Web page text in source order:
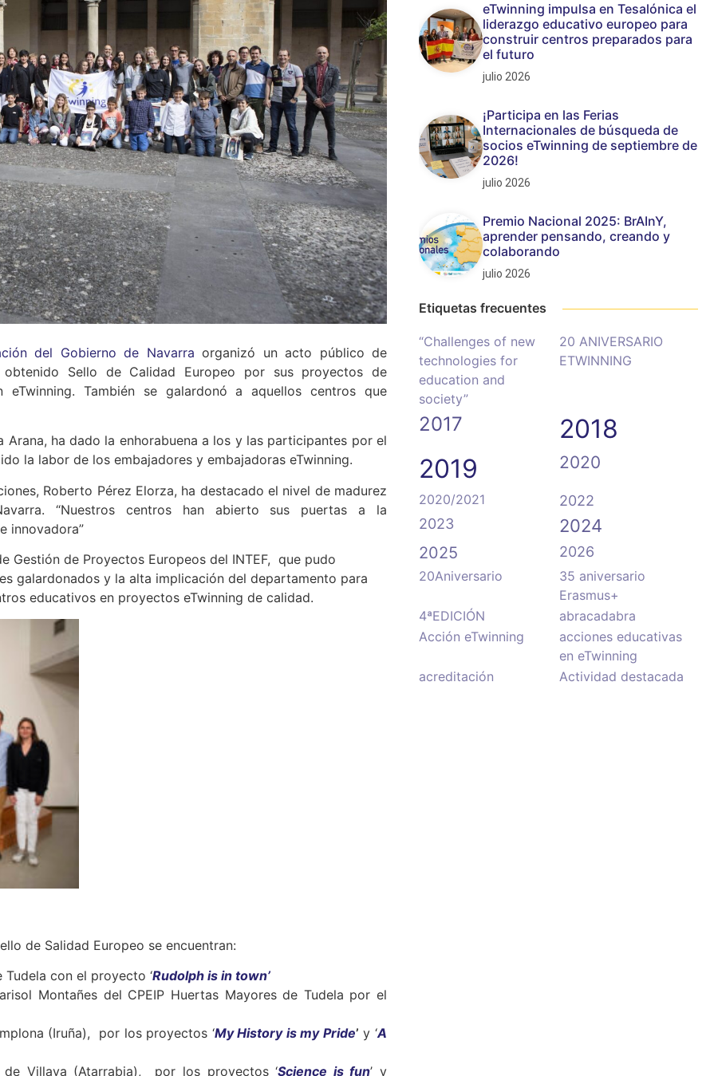
del Gobierno de Navarra organizó un acto público de
Sello de Calidad Europeo por sus proyectos de
También se galardonó a aquellos centros que
Arana, ha dado la enhorabuena a los y las participantes por el
la labor de los embajadores y embajadoras eTwinning.
Roberto Pérez Elorza, ha destacado el nivel de madurez
“Nuestros centros han abierto sus puertas a la
innovadora”
Gestión de Proyectos Europeos del INTEF, que pudo
galardonados y la alta implicación del departamento para
educativos en proyectos eTwinning de calidad.
de Salidad Europeo se encuentran:
con el proyecto ‘Rudolph is in town’
Montañes del CPEIP Huertas Mayores de Tudela por el
(Iruña), por los proyectos ‘My History is my Pride’ y ‘A
de Villava (Atarrabia), por los proyectos ‘Science is fun’ y
eTwinning impulsa en Tesalónica el
liderazgo educativo europeo para
construir centros preparados para
el futuro
julio 2026
¡Participa en las Ferias
Internacionales de búsqueda de
socios eTwinning de septiembre de
2026!
julio 2026
Premio Nacional 2025: BrAInY,
aprender pensando, creando y
colaborando
julio 2026
Etiquetas frecuentes
“Challenges of new
technologies for
education and
society”
20 ANIVERSARIO
ETWINNING
2017
2018
2019
2020
2020/2021
2022
2023
2024
2025 2026
20Aniversario
35 aniversario
Erasmus+
4ªEDICIÓN
abracadabra
Acción eTwinning
acciones educativas
en eTwinning
acreditación
Actividad destacada